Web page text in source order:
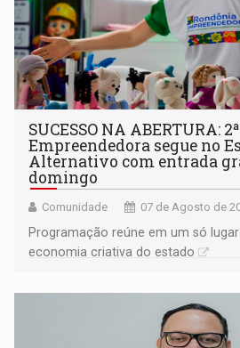
SUCESSO NA ABERTURA:
Empreendedora segue no
Alternativo com entrada
domingo
Comunidade 07 de Agosto de
Programação reúne em um só
economia criativa do estado